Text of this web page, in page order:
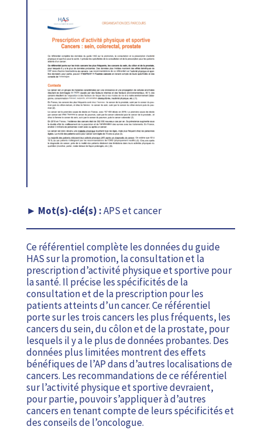
APS et cancer
Ce référentiel complète les données du guide
HAS sur la promotion, la consultation et la
prescription d’activité physique et sportive pour
la santé. Il précise les spécificités de la
consultation et de la prescription pour les
patients atteints d’un cancer. Ce référentiel
porte sur les trois cancers les plus fréquents, les
cancers du sein, du côlon et de la prostate, pour
lesquels il y a le plus de données probantes. Des
données plus limitées montrent des effets
bénéfiques de l’AP dans d’autres localisations de
cancers. Les recommandations de ce référentiel
sur l’activité physique et sportive devraient,
pour partie, pouvoir s’appliquer à d’autres
cancers en tenant compte de leurs spécificités et
des conseils de l’oncologue.